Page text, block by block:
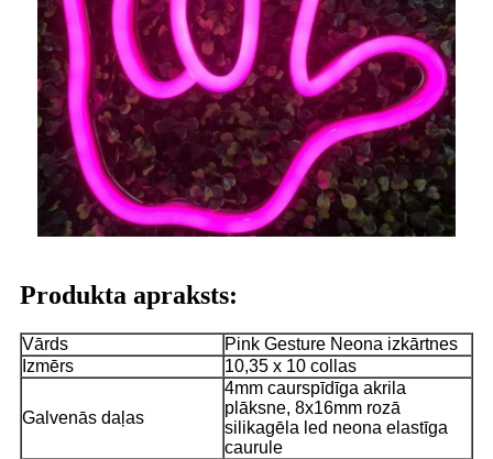
Produkta apraksts:
Vārds
Pink Gesture Neona izkārtnes
Izmērs
10,35 x 10 collas
Galvenās daļas
4mm caurspīdīga akrila
plāksne, 8x16mm rozā
silikagēla led neona elastīga
caurule